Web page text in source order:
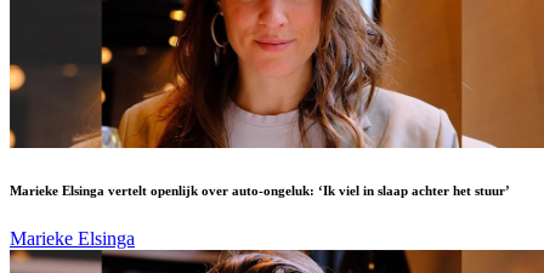
Marieke Elsinga vertelt openlijk over auto-ongeluk: ‘Ik viel in slaap achter het stuur’
Marieke Elsinga